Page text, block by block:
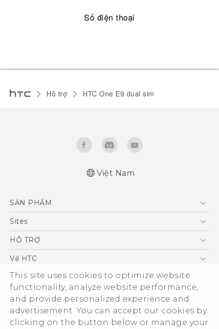
This site uses cookies to optimize website
functionality, analyze website performance,
and provide personalized experience and
advertisement. You can accept our cookies by
clicking on the button below or manage your
Số điện thoại
Hỗ trợ HTC One E9 dual sim‎
Việt Nam
SẢN PHẨM
5G
Điện Thoại Thông Minh
VIVE
Sites
HTC Dev
HỖ TRỢ
Trung tâm hỗ trợ
Hỗ trợ bảo hành HTC
Về HTC
ESG
Nhà đầu tư
Làm việc tại HTC
Chính sách bảo mật